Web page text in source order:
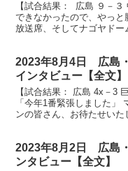
【試合結果： 広島 ９－
できなかったので、やっと
放送席、そしてナゴヤド
2023年8月4日 広島
インタビュー【全文】
【試合結果： 広島 4x－3
「今年1番緊張しました」
ンの皆さん、お待たせい
2023年8月2日 広島
ンタビュー【全文】